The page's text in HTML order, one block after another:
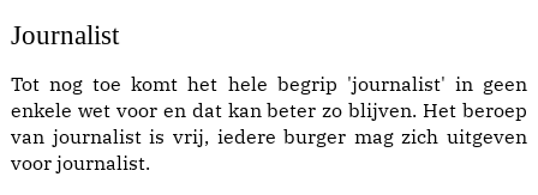
Journalist
Tot nog toe komt het hele begrip 'journalist' in geen
enkele wet voor en dat kan beter zo blijven. Het beroep
van journalist is vrij, iedere burger mag zich uitgeven
voor journalist.